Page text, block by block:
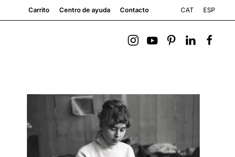
Carrito Centro de ayuda Contacto CAT ESP